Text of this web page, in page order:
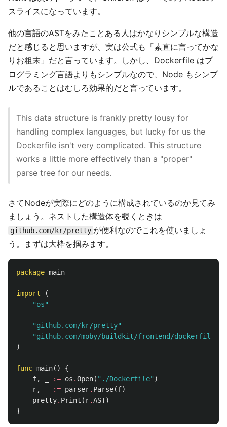
スライスになっています。
他の言語のASTをみたことある人はかなりシンプルな構造
だと感じると思いますが、実は公式も「素直に言ってかな
りお粗末」だと言っています。しかし、Dockerfile はプ
ログラミング言語よりもシンプルなので、Node もシンプ
ルであることはむしろ効果的だと言っています。
This data structure is frankly pretty lousy for
handling complex languages, but lucky for us the
Dockerfile isn't very complicated. This structure
works a little more effectively than a "proper"
parse tree for our needs.
さてNodeが実際にどのように構成されているのか見てみ
ましょう。ネストした構造体を覗くときは
github.com/kr/pretty が便利なのでこれを使いましょ
う。まずは大枠を掴みます。
package main
import
(
"os"
"github.com/kr/pretty"
"github.com/moby/buildkit/frontend/dockerfile/
)
func main()
{
f, := os .Open( "./Dockerfile" )
r, := parser. Parse(f)
pretty. Print ( r.AST)
}